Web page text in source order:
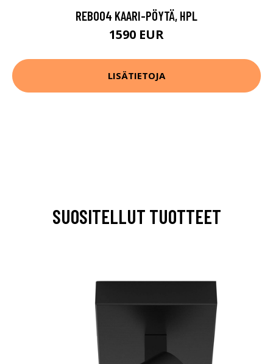
REB004 KAARI-PÖYTÄ, HPL
1590 EUR
LISÄTIETOJA
SUOSITELLUT TUOTTEET